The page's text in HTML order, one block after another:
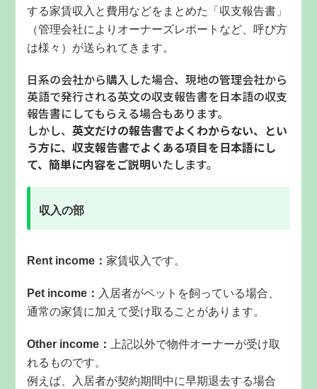
する家賃収入と費用などをまとめた「収支報告書」
（管理会社によりオーナーズレポートなど、呼び方
は様々）が送られてきます。
日系の会社から購入した場合、現地の管理会社から
英語で発行される英文の収支報告書を日本語の収支
報告書にしてもらえる場合もあります。
しかし、英文だけの報告書でよくわからない、とい
う方に、収支報告書でよくある項目を日本語にし
て、簡単に内容をご説明いたします。
収入の部
Rent income：家賃収入です。
Pet income： 入居者がペットを飼っている場合、
通常の家賃に加えて受け取ることがあります。
Other income：
上記以外で物件オーナーが受け取
れるものです。
例えば、入居者が契約期間中に早期退去する場合